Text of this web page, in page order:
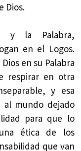
Dios.
y la Palabra,
en el Logos.
en su Palabra
respirar en otra
y esa
al mundo dejado
para que lo
ética de los
que van